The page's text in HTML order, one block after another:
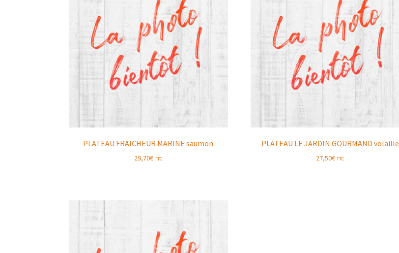
PLATEAU FRAICHEUR MARINE saumon
29,70€ TTC
PLATEAU LE JARDIN GOURMAND volaille
27,50€ TTC